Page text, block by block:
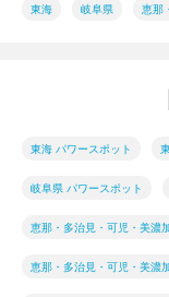
東海 岐阜県 恵那
東海 パワースポット
岐阜県 パワースポット
恵那・多治見・可児・美濃
恵那・多治見・可児・美濃